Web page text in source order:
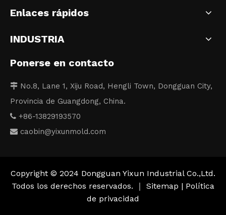
Enlaces rápidos
INDUSTRIA
Ponerse en contacto
 No.8, Lane 1, Xiju Road, Hengli Town, Dongguan City,
Provincia de Guangdong, China.
 +86-13829193570
 caobin@yixunmold.com
Copyright © 2024 Dongguan Yixun Industrial Co.,Ltd.
Todos los derechos reservados. ｜ Sitemap | Política
de privacidad